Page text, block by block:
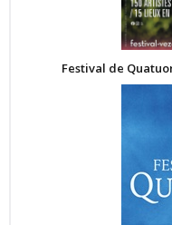
Festival de